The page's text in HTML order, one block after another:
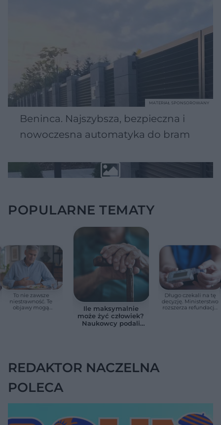
Beninca. Najszybsza, bezpieczna i
nowoczesna automatyka do bram
MATERIAŁ SPONSOROWANY
POPULARNE TEMATY
To nie zawsze
niestrawność. Te
objawy mogą
Ile maksymalnie
może żyć człowiek?
Naukowcy podali
Długo czekali na tę
decyzję. Ministerstwo
rozszerza refundację
REDAKTOR NACZELNA
POLECA